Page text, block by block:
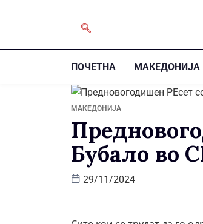
ПОЧЕТНА МАКЕДОНИЈА
МАКЕДОНИЈА
Бубало во
29/11/2024